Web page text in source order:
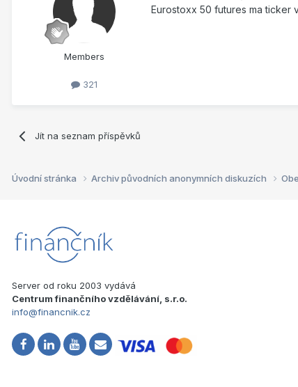
Members
321
Eurostoxx 50 futures ma ticker
Jít na seznam příspěvků
Úvodní stránka Archiv původních anonymních diskuzích
Server od roku 2003 vydává
Centrum finančního vzdělávání, s.r.o.
info@financnik.cz